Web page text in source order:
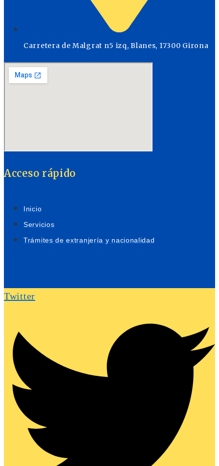
Carretera de Malgrat n5 izq, Blanes, 17300 Girona
Acceso rápido
Inicio
Servicios
Trámites de extranjería y nacionalidad
Twitter